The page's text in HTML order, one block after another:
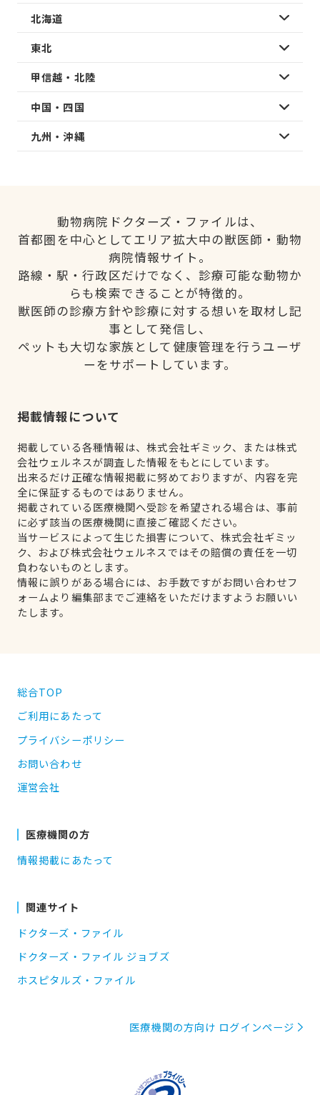
北海道
東北
甲信越・北陸
中国・四国
九州・沖縄
動物病院ドクターズ・ファイルは、
首都圏を中心としてエリア拡大中の獣医師・動物
病院情報サイト。
路線・駅・行政区だけでなく、診療可能な動物か
らも検索できることが特徴的。
獣医師の診療方針や診療に対する想いを取材し記
事として発信し、
ペットも大切な家族として健康管理を行うユーザ
ーをサポートしています。
掲載情報について
掲載している各種情報は、株式会社ギミック、または株式
会社ウェルネスが調査した情報をもとにしています。
出来るだけ正確な情報掲載に努めておりますが、内容を完
全に保証するものではありません。
掲載されている医療機関へ受診を希望される場合は、事前
に必ず該当の医療機関に直接ご確認ください。
当サービスによって生じた損害について、株式会社ギミッ
ク、および株式会社ウェルネスではその賠償の責任を一切
負わないものとします。
情報に誤りがある場合には、お手数ですがお問い合わせフ
ォームより編集部までご連絡をいただけますようお願いい
たします。
総合TOP
ご利用にあたって
プライバシーポリシー
お問い合わせ
運営会社
医療機関の方
情報掲載にあたって
関連サイト
ドクターズ・ファイル
ドクターズ・ファイル ジョブズ
ホスピタルズ・ファイル
医療機関の方向け ログインページ